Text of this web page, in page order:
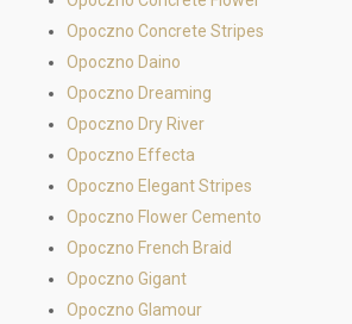
Opoczno Concrete Stripes
Opoczno Daino
Opoczno Dreaming
Opoczno Dry River
Opoczno Effecta
Opoczno Elegant Stripes
Opoczno Flower Cemento
Opoczno French Braid
Opoczno Gigant
Opoczno Glamour